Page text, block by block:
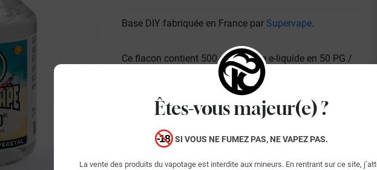
Êtes-vous majeur(e) ?
SI VOUS NE FUMEZ PAS, NE VAPEZ PAS.
La vente des produits du vapotage est interdite aux mineurs. En rentrant sur ce site,
Base DIY fabriquée en France par Supervape.
Ce flacon contient 500 ml de base e-liquide en 50 PG /
50 VG. Les proportions de cette base offrent un hit en
gorge soutenu et une production de vapeur relativement
importante !
Comme toujours, Supervape met à disposition de tous
les vapers une base e liquide de haute qualité qui assure
une vape parfaite. Sans goût parasite, cette base
acceptera tous les concentrés de votre choix.